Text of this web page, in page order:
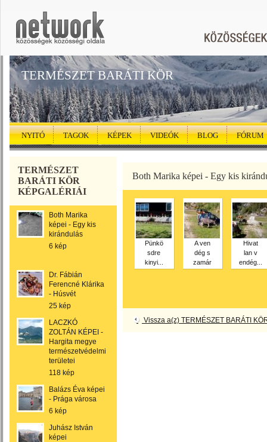
TERMÉSZET BARÁTI KÖR
NYITÓ TAGOK KÉPEK VIDEÓK BLOG FÓRUM
TERMÉSZET
BARÁTI KÖR
KÉPGALÉRIÁI
Both Marika
képei - Egy kis
kirándulás
6 kép
Dr. Fábián
Ferencné Klárika
- Húsvét
25 kép
LACZKÓ
ZOLTÁN KÉPEI -
Hargita megye
természetvédelmi
területei
118 kép
Balázs Éva képei
- Prága városa
6 kép
Juhász István
képei
Both Marika képei - Egy kis
Pünkö
sdre
kinyi...
A ven
dég s
zamár
Hivat
lan v
endég...
Vissza a(z) TERMÉSZET BARÁTI